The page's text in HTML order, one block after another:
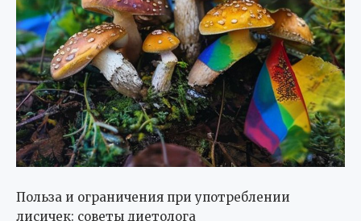
Польза и ограничения при употреблении
лисичек: советы диетолога